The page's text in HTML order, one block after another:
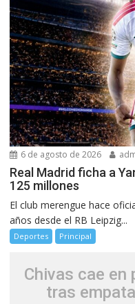
6 de agosto de 2026
Real Madrid ficha a
125 millones
El club merengue hace
años desde el RB Leipzig...
Deportes Principal
Chivas cae en
tras